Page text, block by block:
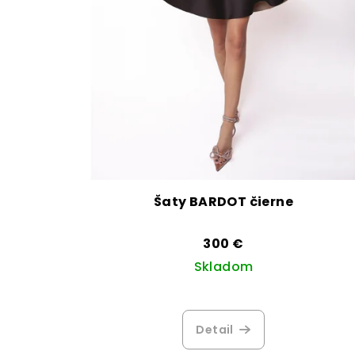
Šaty BARDOT čierne
300 €
Skladom
Detail